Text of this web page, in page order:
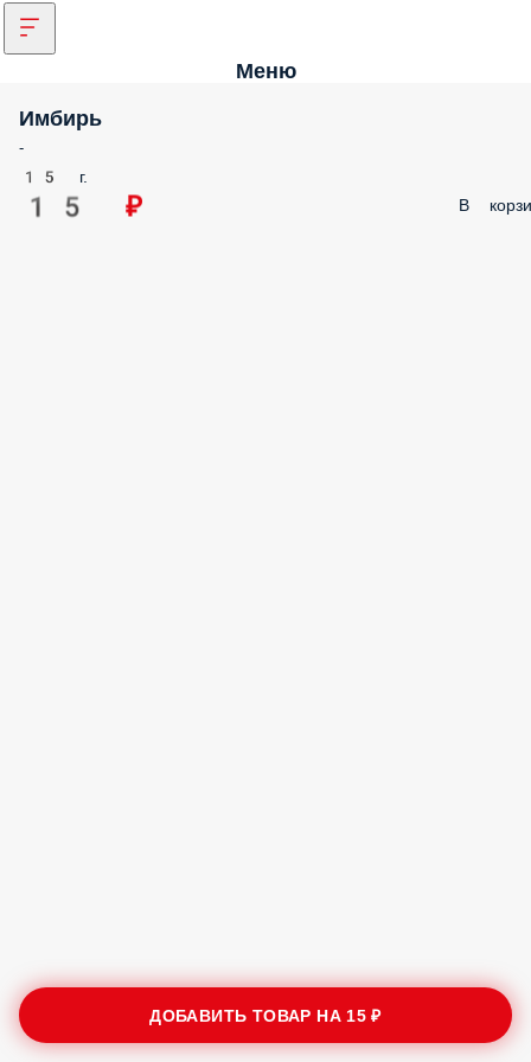
Меню
Имбирь
-
15 г.
15 ₽ В
ДОБАВИТЬ ТОВАР НА 15 ₽